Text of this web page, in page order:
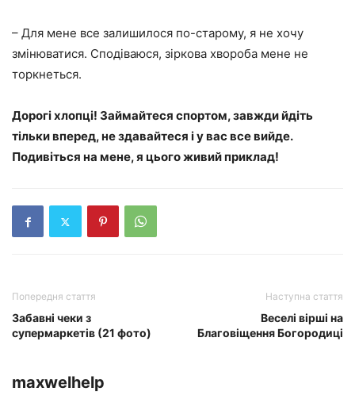
– Для мене все залишилося по-старому, я не хочу
змінюватися. Сподіваюся, зіркова хвороба мене не
торкнеться.
Дорогі хлопці! Займайтеся спортом, завжди йдіть
тільки вперед, не здавайтеся і у вас все вийде.
Подивіться на мене, я цього живий приклад!
Попередня стаття
Забавні чеки з
супермаркетів (21 фото)
Наступна стаття
Веселі вірші на
Благовіщення Богородиці
maxwelhelp